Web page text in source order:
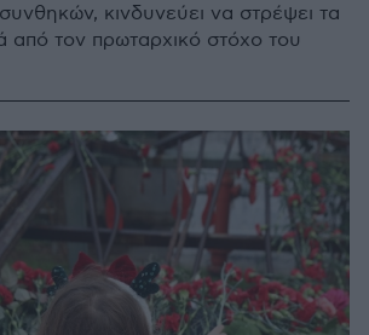
κινδυνεύει να στρέψει τα
από τον πρωταρχικό στόχο του